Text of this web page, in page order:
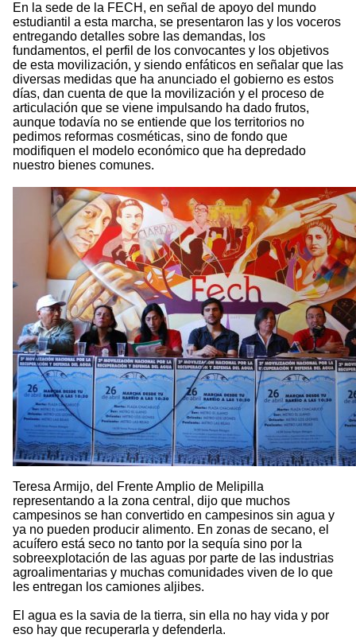
En la sede de la FECH, en señal de apoyo del mundo
estudiantil a esta marcha, se presentaron las y los voceros
entregando detalles sobre las demandas, los
fundamentos, el perfil de los convocantes y los objetivos
de esta movilización, y siendo enfáticos en señalar que las
diversas medidas que ha anunciado el gobierno es estos
días, dan cuenta de que la movilización y el proceso de
articulación que se viene impulsando ha dado frutos,
aunque todavía no se entiende que los territorios no
pedimos reformas cosméticas, sino de fondo que
modifiquen el modelo económico que ha depredado
nuestro bienes comunes.
Teresa Armijo, del Frente Amplio de Melipilla
representando a la zona central, dijo que muchos
campesinos se han convertido en campesinos sin agua y
ya no pueden producir alimento. En zonas de secano, el
acuífero está seco no tanto por la sequía sino por la
sobreexplotación de las aguas por parte de las industrias
agroalimentarias y muchas comunidades viven de lo que
les entregan los camiones aljibes.
El agua es la savia de la tierra, sin ella no hay vida y por
eso hay que recuperarla y defenderla.